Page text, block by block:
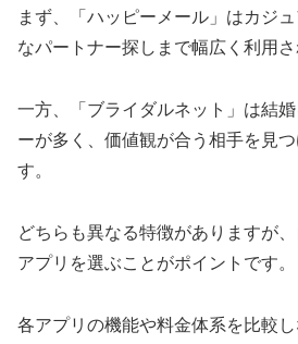
まず、「ハッピーメール」はカジ
なパートナー探しまで幅広く利用さ
一方、「ブライダルネット」は結
ーが多く、価値観が合う相手を見
す。
どちらも異なる特徴がありますが
アプリを選ぶことがポイントです。
各アプリの機能や料金体系を比較